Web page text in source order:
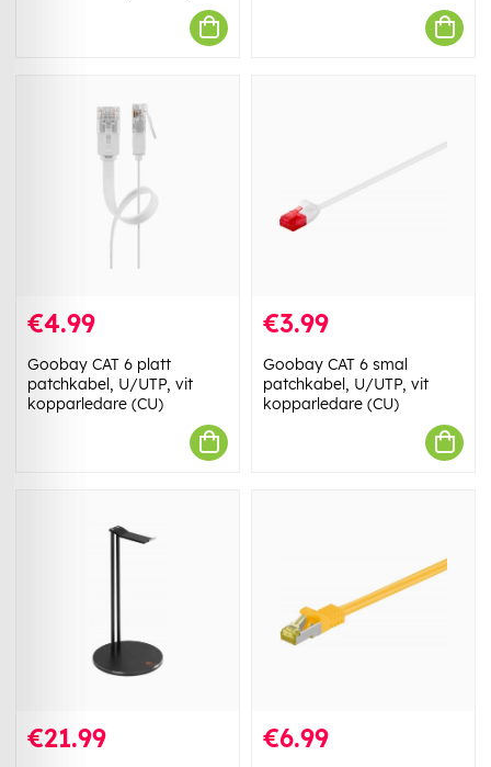
€4.99
Goobay CAT 6 platt
patchkabel, U/UTP, vit
kopparledare (CU)
€3.99
Goobay CAT 6 smal
patchkabel, U/UTP, vit
kopparledare (CU)
€21.99 €6.99